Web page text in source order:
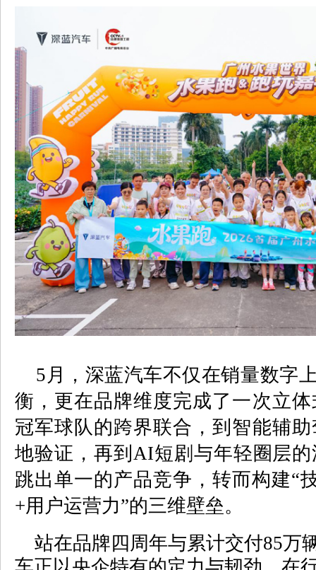
5 月，深蓝汽车不仅在销量数字
衡，更在品牌维度完成了一次立
冠军球队的跨界联合，到智能辅
地验证，再到 AI短剧与年轻圈层
跳出单一的产品竞争，转而构建“
+用户运营力”的三维壁垒。
站在品牌四周年与累计交付85万